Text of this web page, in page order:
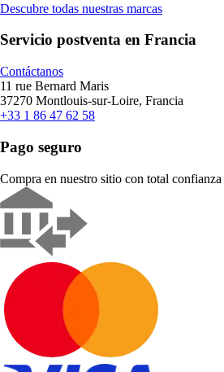
Descubre todas nuestras marcas
Servicio postventa en Francia
Contáctanos
11 rue Bernard Maris
37270 Montlouis-sur-Loire, Francia
+33 1 86 47 62 58
Pago seguro
Compra en nuestro sitio con total confianza